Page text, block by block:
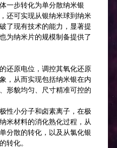
一步转化为单分散纳米银
还可实现从银纳米球到纳米
了现有技术的能力，显著提
为纳米片的规模制备提供了
还原电位，调控其氧化还原
，从而实现包括纳米银在内
形貌均匀、尺寸精准可控的
性小分子和卤素离子，在极
米材料的消化熟化过程，从
分散的转化，以及从氯化银
转化。